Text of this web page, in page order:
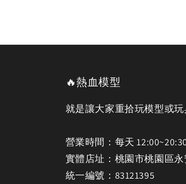
🔥熱血模型
就是讓大家重拾玩模型或玩
營業時間：每天
實體店址：桃園市桃園區
統一編號：83121395